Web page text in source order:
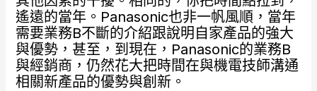
遙遠的當年。Panasonic也非一帆風順，當年
需要業務B不斷的介紹跟說明自家產品的強大
與優勢，甚至，到現在，Panasonic的業務B
與經銷商，仍然花大把時間在與機電技師溝通
相關新產品的優勢與創新。